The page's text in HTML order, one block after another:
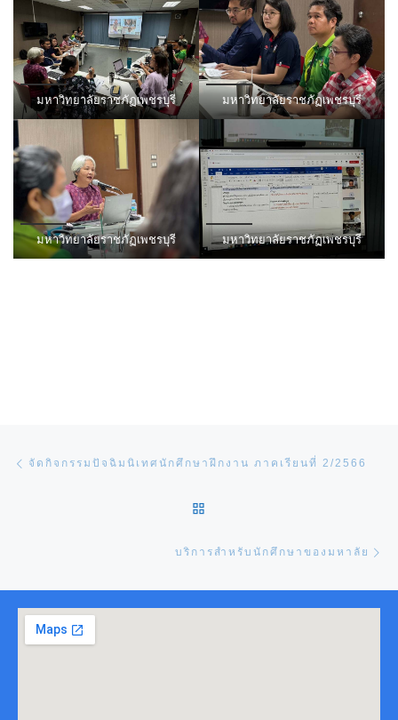
มหาวิทยาลัยราชภัฏเพชรบุรี มหาวิทยาลัยราชภัฏเพชรบุรี
มหาวิทยาลัยราชภัฏเพชรบุรี มหาวิทยาลัยราชภัฏเพชรบุรี
Post navigation
จัดกิจกรรมปัจฉิมนิเทศนักศึกษาฝึกงาน ภาคเรียนที่ 2/2566
บริการสำหรับนักศึกษาของมหาลัย